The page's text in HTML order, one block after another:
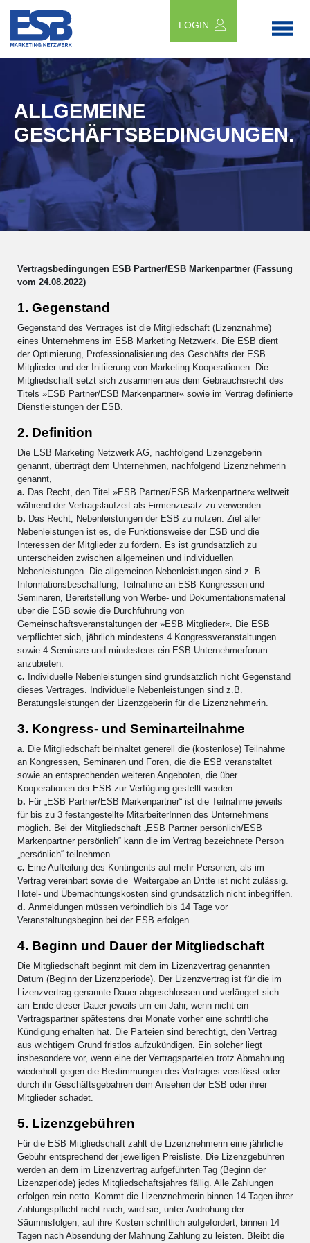
LOGIN
ALLGEMEINE
GESCHÄFTSBEDINGUNGEN.
Vertragsbedingungen ESB Partner/ESB Markenpartner (Fassung
vom 24.08.2022)
1. Gegenstand
Gegenstand des Vertrages ist die Mitgliedschaft (Lizenznahme)
eines Unternehmens im ESB Marketing Netzwerk. Die ESB dient
der Optimierung, Professionalisierung des Geschäfts der ESB
Mitglieder und der Initiierung von Marketing-Kooperationen. Die
Mitgliedschaft setzt sich zusammen aus dem Gebrauchsrecht des
Titels »ESB Partner/ESB Markenpartner« sowie im Vertrag definierte
Dienstleistungen der ESB.
2. Definition
Die ESB Marketing Netzwerk AG, nachfolgend Lizenzgeberin
genannt, überträgt dem Unternehmen, nachfolgend Lizenznehmerin
genannt,
a. Das Recht, den Titel »ESB Partner/ESB Markenpartner« weltweit
während der Vertragslaufzeit als Firmenzusatz zu verwenden.
b. Das Recht, Nebenleistungen der ESB zu nutzen. Ziel aller
Nebenleistungen ist es, die Funktionsweise der ESB und die
Interessen der Mitglieder zu fördern. Es ist grundsätzlich zu
unterscheiden zwischen allgemeinen und individuellen
Nebenleistungen. Die allgemeinen Nebenleistungen sind z. B.
Informationsbeschaffung, Teilnahme an ESB Kongressen und
Seminaren, Bereitstellung von Werbe- und Dokumentationsmaterial
über die ESB sowie die Durchführung von
Gemeinschaftsveranstaltungen der »ESB Mitglieder«. Die ESB
verpflichtet sich, jährlich mindestens 4 Kongressveranstaltungen
sowie 4 Seminare und mindestens ein ESB Unternehmerforum
anzubieten.
c. Individuelle Nebenleistungen sind grundsätzlich nicht Gegenstand
dieses Vertrages. Individuelle Nebenleistungen sind z.B.
Beratungsleistungen der Lizenzgeberin für die Lizenznehmerin.
3. Kongress- und Seminarteilnahme
a. Die Mitgliedschaft beinhaltet generell die (kostenlose) Teilnahme
an Kongressen, Seminaren und Foren, die die ESB veranstaltet
sowie an entsprechenden weiteren Angeboten, die über
Kooperationen der ESB zur Verfügung gestellt werden.
b. Für „ESB Partner/ESB Markenpartner“ ist die Teilnahme jeweils
für bis zu 3 festangestellte MitarbeiterInnen des Unternehmens
möglich. Bei der Mitgliedschaft „ESB Partner persönlich/ESB
Markenpartner persönlich“ kann die im Vertrag bezeichnete Person
„persönlich“ teilnehmen.
c. Eine Aufteilung des Kontingents auf mehr Personen, als im
Vertrag vereinbart sowie die Weitergabe an Dritte ist nicht zulässig.
Hotel- und Übernachtungskosten sind grundsätzlich nicht inbegriffen.
d. Anmeldungen müssen verbindlich bis 14 Tage vor
Veranstaltungsbeginn bei der ESB erfolgen.
4. Beginn und Dauer der Mitgliedschaft
Die Mitgliedschaft beginnt mit dem im Lizenzvertrag genannten
Datum (Beginn der Lizenzperiode). Der Lizenzvertrag ist für die im
Lizenzvertrag genannte Dauer abgeschlossen und verlängert sich
am Ende dieser Dauer jeweils um ein Jahr, wenn nicht ein
Vertragspartner spätestens drei Monate vorher eine schriftliche
Kündigung erhalten hat. Die Parteien sind berechtigt, den Vertrag
aus wichtigem Grund fristlos aufzukündigen. Ein solcher liegt
insbesondere vor, wenn eine der Vertragsparteien trotz Abmahnung
wiederholt gegen die Bestimmungen des Vertrages verstösst oder
durch ihr Geschäftsgebahren dem Ansehen der ESB oder ihrer
Mitglieder schadet.
5. Lizenzgebühren
Für die ESB Mitgliedschaft zahlt die Lizenznehmerin eine jährliche
Gebühr entsprechend der jeweiligen Preisliste. Die Lizenzgebühren
werden an dem im Lizenzvertrag aufgeführten Tag (Beginn der
Lizenzperiode) jedes Mitgliedschaftsjahres fällig. Alle Zahlungen
erfolgen rein netto. Kommt die Lizenznehmerin binnen 14 Tagen ihrer
Zahlungspflicht nicht nach, wird sie, unter Androhung der
Säumnisfolgen, auf ihre Kosten schriftlich aufgefordert, binnen 14
Tagen nach Absendung der Mahnung Zahlung zu leisten. Bleibt die